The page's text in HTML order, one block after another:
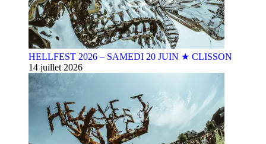
HELLFEST 2026 – SAMEDI 20 JUIN ★ CLISSON
14 juillet 2026